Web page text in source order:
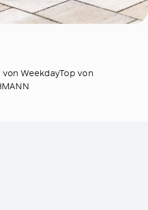
WeekdayTop von